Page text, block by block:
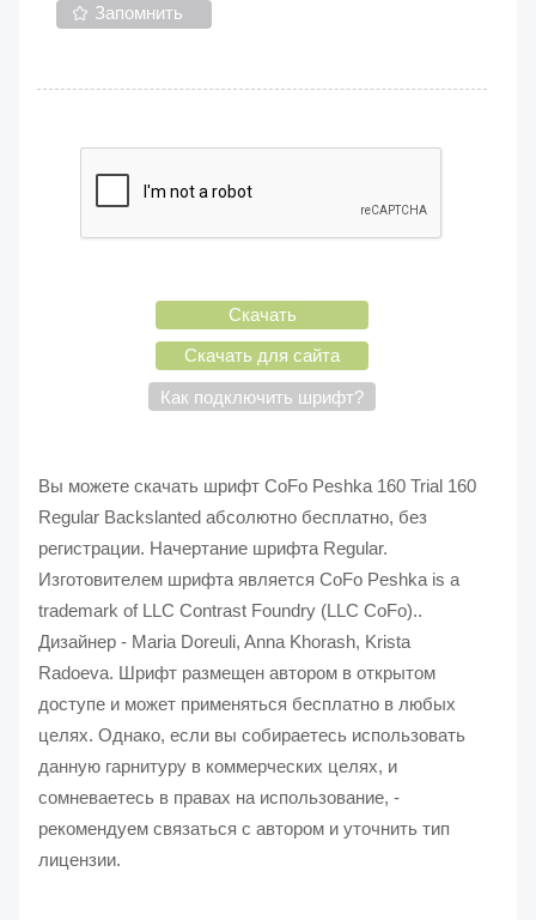
Запомнить
Скачать
Скачать для сайта
Как подключить шрифт?
Вы можете скачать шрифт CoFo Peshka 160 Trial 160
Regular Backslanted абсолютно бесплатно, без
регистрации. Начертание шрифта Regular.
Изготовителем шрифта является CoFo Peshka is a
trademark of LLC Contrast Foundry (LLC CoFo)..
Дизайнер - Maria Doreuli, Anna Khorash, Krista
Radoeva. Шрифт размещен автором в открытом
доступе и может применяться бесплатно в любых
целях. Однако, если вы собираетесь использовать
данную гарнитуру в коммерческих целях, и
сомневаетесь в правах на использование, -
рекомендуем связаться с автором и уточнить тип
лицензии.